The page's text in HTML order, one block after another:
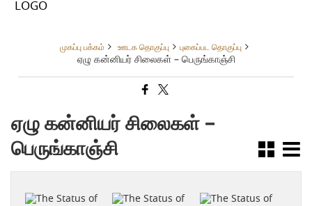
முகப்பு பக்கம் ஊடக தொகுப்பு புகைப்பட தொகுப்பு
ஏழு கன்னியர் சிலைகள் – பெருங்காஞ்சி
ஏழு கன்னியர் சிலைகள் –
பெருங்காஞ்சி